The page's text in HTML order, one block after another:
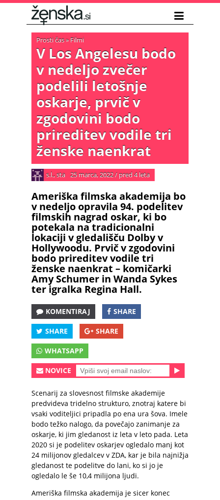
Prosti čas» Filmi
V Los Angelesu bodo
v nedeljo zvečer
podelili letošnje
oskarje, prvič v
zgodovini bodo
prireditev vodile tri
ženske naenkrat
s.l., sta 25 marca, 2022/ pred 4 leta
Ameriška filmska akademija bo
v nedeljo opravila 94. podelitev
filmskih nagrad oskar, ki bo
potekala na tradicionalni
lokaciji v gledališču Dolby v
Hollywoodu. Prvič v zgodovini
bodo prireditev vodile tri
ženske naenkrat – komičarki
Amy Schumer in Wanda Sykes
ter igralka Regina Hall.
KOMENTIRAJ SHARE
SHARE SHARE
WHATSAPP
NOVICE
Scenarij za slovesnost filmske akademije
predvideva tridelno strukturo, znotraj katere bi
vsaki voditeljici pripadla po ena ura šova. Imele
bodo težko nalogo, da povečajo zanimanje za
oskarje, ki jim gledanost iz leta v leto pada. Leta
2020 si je podelitev oskarjev ogledalo manj kot
24 milijonov gledalcev v ZDA, kar je bila najnižja
gledanost te podelitve do lani, ko si jo je
ogledalo le še 10,4 milijona ljudi.
Ameriška filmska akademija je sicer konec